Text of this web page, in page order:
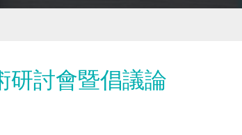
研討會暨倡議論